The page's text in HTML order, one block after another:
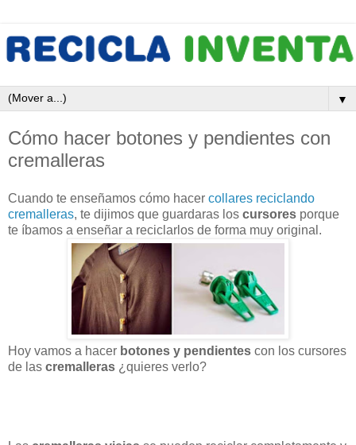
▼
Cómo hacer botones y pendientes con
cremalleras
Cuando te enseñamos cómo hacer collares reciclando
cremalleras, te dijimos que guardaras los cursores porque
te íbamos a enseñar a reciclarlos de forma muy original.
Hoy vamos a hacer botones y pendientes con los cursores
de las cremalleras ¿quieres verlo?